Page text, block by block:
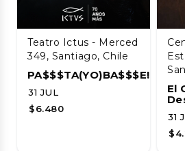
Teatro Ictus - Merced
349, Santiago, Chile
PA$$$TA(YO)BA$$$E!!!!
31 JUL
$6.480
El
31